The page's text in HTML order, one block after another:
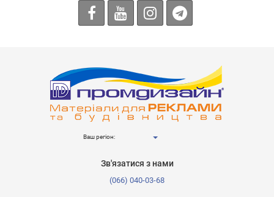
Ваш регіон:
Зв'язатися з нами
(066) 040-03-68